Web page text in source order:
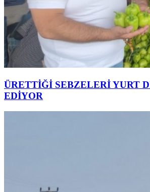
ÜRETTİĞİ SEBZELERİ YURT
EDİYOR